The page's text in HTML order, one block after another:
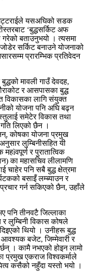
यसअघिको सडक
‘बुद्धसर्किट अफ
गरेको बताउनुभयो । त्यसमा
सर्किट बनाउने योजनाको
प्रारम्भिक प्रतिवेदन
मावली गाउँ देवदह,
र आसपासका बुद्ध
विकासका लागि संयुक्त
योजना पनि अघि बढ्न
समेटेर विकास तथा
लिएको छैन ।
कोषका योजना प्रमुख
लुम्बिनीसहित यी
महìवपूर्ण र पुरातात्विक
का महासचिव लीलामणि
पनि सबै बुद्ध क्षेत्रमा
बसाइँ लम्ब्याउन र
गर्न सकिएको छैन, उहाँले
पनि तीनवटै जिल्लाका
र लुम्बिनी विकास कोषले
थियो । उनीहरू बुद्ध
आवश्यक बजेट, जिम्मेवारी र
। कामै नभएको होइन लामो
प्रमुख एकराज विश्वकर्माले
कसैको नहुँदा यस्तो भयो ।